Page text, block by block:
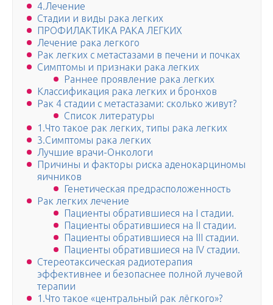
4.Лечение
Стадии и виды рака легких
ПРОФИЛАКТИКА РАКА ЛЕГКИХ
Лечение рака легкого
Рак легких с метастазами в печени и почках
Симптомы и признаки рака легких
Раннее проявление рака легких
Классификация рака легких и бронхов
Рак 4 стадии с метастазами: сколько живут?
Список литературы
1.Что такое рак легких, типы рака легких
3.Симптомы рака легких
Лучшие врачи-Онкологи
Причины и факторы риска аденокарциномы
яичников
Генетическая предрасположенность
Рак легких лечение
Пациенты обратившиеся на I стадии.
Пациенты обратившиеся на II стадии.
Пациенты обратившиеся на III стадии.
Пациенты обратившиеся на IV стадии.
Стереотаксическая радиотерапия
эффективнее и безопаснее полной лучевой
терапии
1.Что такое «центральный рак лёгкого»?